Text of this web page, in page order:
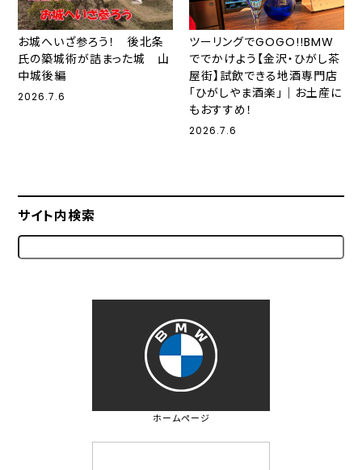
お城へいざ参ろう！ 後北条
氏の築城術が詰まった城 山
中城後編
2026.7.6
ツーリングでGOGO!!BMW
ででかけよう【金沢・ひがし茶
屋街】試飲できる地酒専門店
「ひがしやま酒楽」｜お土産に
もおすすめ！
2026.7.6
サイト内検索
ホームページ